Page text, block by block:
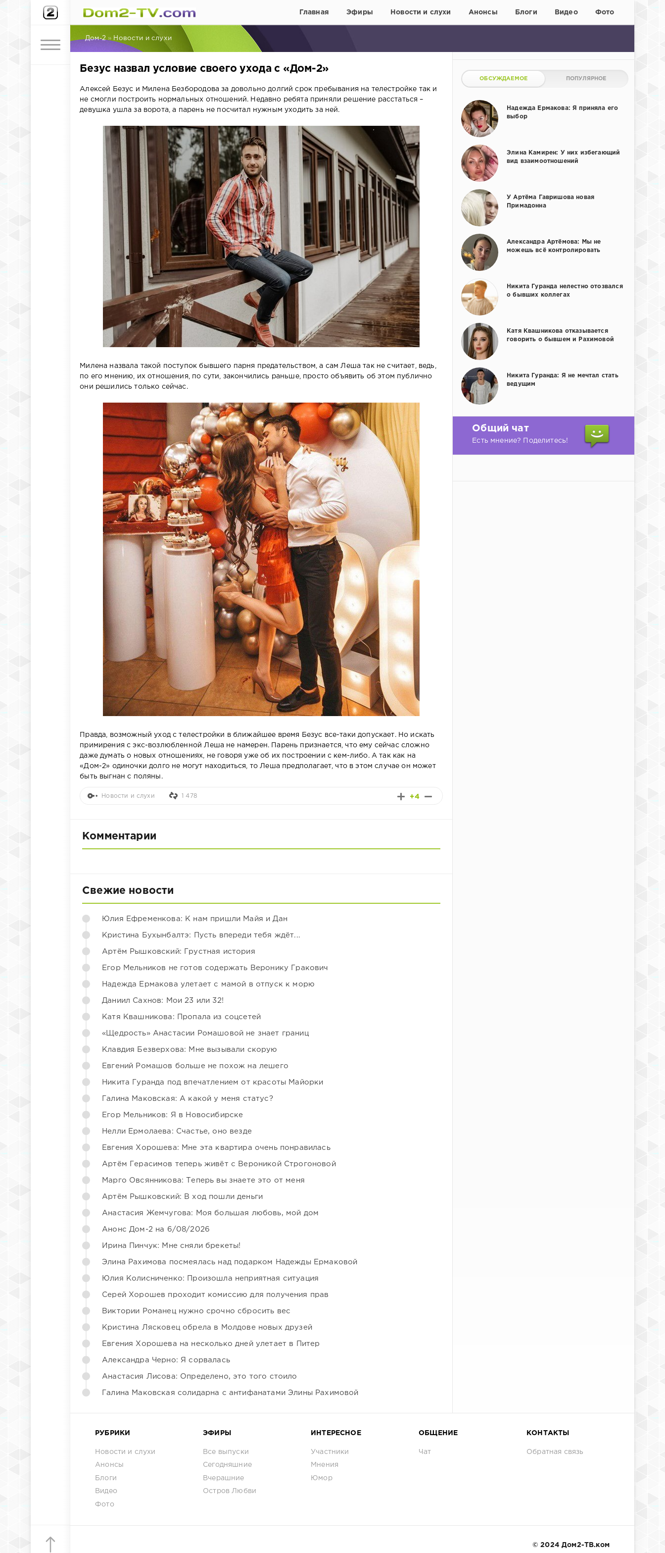
Главная Эфиры Новости и слухи Анонсы Блоги Видео Фото
Дом-2 » Новости и слухи
Безус назвал условие своего ухода с «Дом-2»
Алексей Безус и Милена Безбородова за довольно долгий срок пребывания на телестройке так и
не смогли построить нормальных отношений. Недавно ребята приняли решение расстаться –
девушка ушла за ворота, а парень не посчитал нужным уходить за ней.
Милена назвала такой поступок бывшего парня предательством, а сам Леша так не считает, ведь,
по его мнению, их отношения, по сути, закончились раньше, просто объявить об этом публично
они решились только сейчас.
Правда, возможный уход с телестройки в ближайшее время Безус все-таки допускает. Но искать
примирения с экс-возлюбленной Леша не намерен. Парень признается, что ему сейчас сложно
даже думать о новых отношениях, не говоря уже об их построении с кем-либо. А так как на
«Дом-2» одиночки долго не могут находиться, то Леша предполагает, что в этом случае он может
быть выгнан с поляны.
+4
Новости и слухи 1 478
Комментарии
Свежие новости
Юлия Ефременкова: К нам пришли Майя и Дан
Кристина Бухынбалтэ: Пусть впереди тебя ждёт...
Артём Рышковский: Грустная история
Егор Мельников не готов содержать Веронику Гракович
Надежда Ермакова улетает с мамой в отпуск к морю
Даниил Сахнов: Мои 23 или 32!
Катя Квашникова: Пропала из соцсетей
«Щедрость» Анастасии Ромашовой не знает границ
Клавдия Безверхова: Мне вызывали скорую
Евгений Ромашов больше не похож на лешего
Никита Гуранда под впечатлением от красоты Майорки
Галина Маковская: А какой у меня статус?
Егор Мельников: Я в Новосибирске
Нелли Ермолаева: Счастье, оно везде
Евгения Хорошева: Мне эта квартира очень понравилась
Артём Герасимов теперь живёт с Вероникой Строгоновой
Марго Овсянникова: Теперь вы знаете это от меня
Артём Рышковский: В ход пошли деньги
Анастасия Жемчугова: Моя большая любовь, мой дом
Анонс Дом-2 на 6/08/2026
Ирина Пинчук: Мне сняли брекеты!
Элина Рахимова посмеялась над подарком Надежды Ермаковой
Юлия Колисниченко: Произошла неприятная ситуация
Серей Хорошев проходит комиссию для получения прав
Виктории Романец нужно срочно сбросить вес
Кристина Лясковец обрела в Молдове новых друзей
Евгения Хорошева на несколько дней улетает в Питер
Александра Черно: Я сорвалась
Анастасия Лисова: Определено, это того стоило
Галина Маковская солидарна с антифанатами Элины Рахимовой
ОБСУЖДАЕМОЕ ПОПУЛЯРНОЕ
Надежда Ермакова: Я приняла его
выбор
Элина Камирен: У них избегающий
вид взаимоотношений
У Артёма Гавришова новая
Примадонна
Александра Артёмова: Мы не
можешь всё контролировать
Никита Гуранда нелестно отозвался
о бывших коллегах
Катя Квашникова отказывается
говорить о бывшем и Рахимовой
Никита Гуранда: Я не мечтал стать
ведущим
Общий чат
Есть мнение? Поделитесь!
РУБРИКИ
Новости и слухи
Анонсы
Блоги
Видео
Фото
ЭФИРЫ
Все выпуски
Сегодняшние
Вчерашние
Остров Любви
ИНТЕРЕСНОЕ
Участники
Мнения
Юмор
ОБЩЕНИЕ
Чат
КОНТАКТЫ
Обратная связь
© 2024 Дом2-ТВ.ком